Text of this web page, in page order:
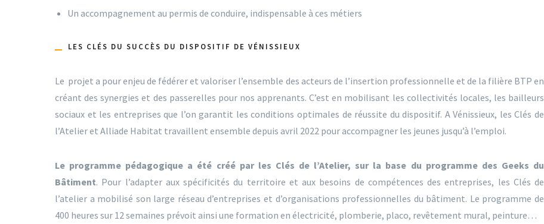
Un accompagnement au permis de conduire, indispensable à ces métiers
LES CLÉS DU SUCCÈS DU DISPOSITIF DE VÉNISSIEUX
Le projet a pour enjeu de fédérer et valoriser l’ensemble des acteurs de l’insertion professionnelle et de la filière BTP en
créant des synergies et des passerelles pour nos apprenants.C’est en mobilisant les collectivités locales, les bailleurs
sociaux et les entreprises que l’on garantit les conditions optimales de réussite du dispositif. A Vénissieux, les Clés de
l’Atelier et Alliade Habitat travaillent ensemble depuis avril 2022 pour accompagner les jeunes jusqu’à l’emploi.
Le programme pédagogique a été créé par les Clés de l’Atelier, sur la base du programme des Geeks du
Bâtiment. Pour l’adapter aux spécificités du territoire et aux besoins de compétences des entreprises, les Clés de
l’atelier a mobilisé son large réseau d’entreprises et d’organisations professionnelles du bâtiment. Le programme de
400 heures sur 12 semaines prévoit ainsi une formation en électricité, plomberie, placo, revêtement mural, peinture…